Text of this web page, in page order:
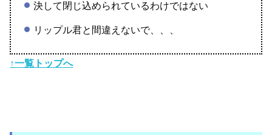
決して閉じ込められているわけではない
リップル君と間違えないで、、、
↑一覧トップへ